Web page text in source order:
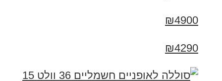
₪4900
₪4290